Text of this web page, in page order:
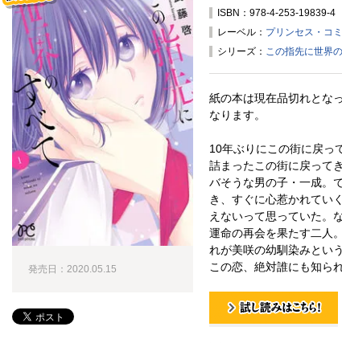
ISBN：978-4-253-19839-4
レーベル： プリンセス・コ
シリーズ： この指先に世界
紙の本は現在品切れとな
なります。
10年ぶりにこの街に戻っ
詰まったこの街に戻って
バそうな男の子・一成。
き、すぐに心惹かれてい
えないって思っていた。
運命の再会を果たす二人
れが美咲の幼馴染みとい
この恋、絶対誰にも知ら
試し読み！
発売日：2020.05.15